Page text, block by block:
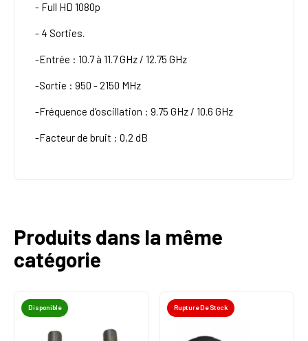
- Full HD 1080p
- 4 Sorties.
-Entrée : 10.7 à 11.7 GHz / 12.75 GHz
-Sortie : 950 - 2150 MHz
-Fréquence d’oscillation : 9.75 GHz / 10.6 GHz
-Facteur de bruit : 0,2 dB
Produits dans la même
catégorie
Disponible Rupture De Stock